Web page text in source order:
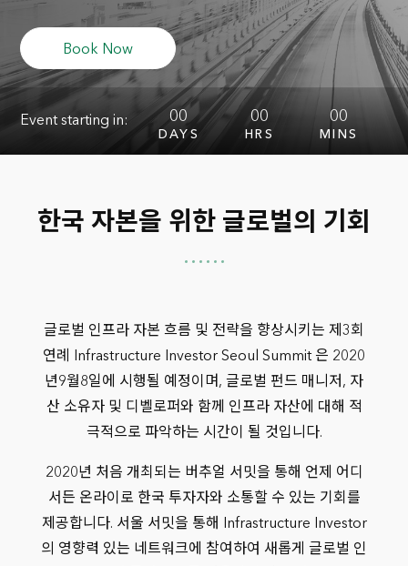
Book Now
Event starting in: 00
DAYS
00
HRS
00
MINS
한국 자본을 위한 글로벌의 기회
글로벌 인프라 자본 흐름 및 전략을 향상시키는 제3회
연례 Infrastructure Investor Seoul Summit 은 2020
년9월8일에 시행될 예정이며, 글로벌 펀드 매니저, 자
산 소유자 및 디벨로퍼와 함께 인프라 자산에 대해 적
극적으로 파악하는 시간이 될 것입니다.
2020년 처음 개최되는 버추얼 서밋을 통해 언제 어디
서든 온라이로 한국 투자자와 소통할 수 있는 기회를
제공합니다. 서울 서밋을 통해 Infrastructure Investor
의 영향력 있는 네트워크에 참여하여 새롭게 글로벌 인